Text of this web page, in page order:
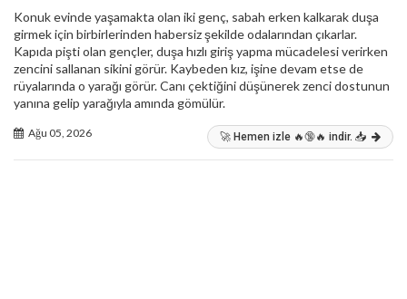
Konuk evinde yaşamakta olan iki genç, sabah erken kalkarak duşa
girmek için birbirlerinden habersiz şekilde odalarından çıkarlar.
Kapıda pişti olan gençler, duşa hızlı giriş yapma mücadelesi verirken
zencini sallanan sikini görür. Kaybeden kız, işine devam etse de
rüyalarında o yarağı görür. Canı çektiğini düşünerek zenci dostunun
yanına gelip yarağıyla amında gömülür.
Ağu 05, 2026 🚀 Hemen izle 🔥🔞🔥 indir. 📥